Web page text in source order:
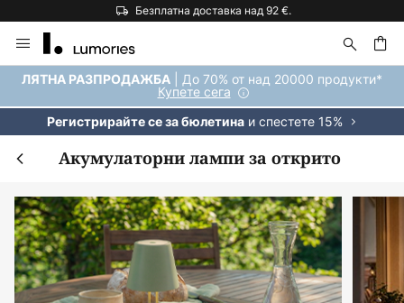
Безплатна доставка над 92 €.
Прескачане
към
съдържанието
ЛЯТНА РАЗПРОДАЖБА | До 70% от над 20000 продукти*
Купете сега
Регистрирайте се за бюлетинаи спестете 15%
Акумулаторни лампи за открито